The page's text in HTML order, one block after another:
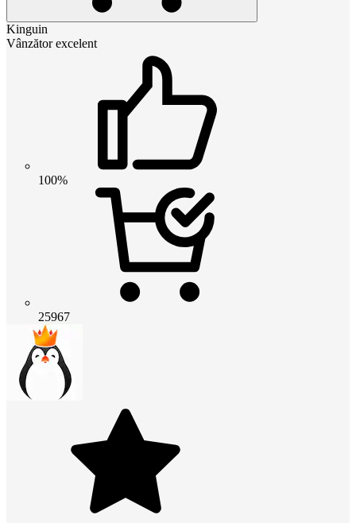
Kinguin
Vânzător excelent
100%
25967